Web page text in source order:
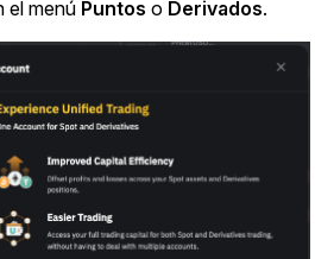
el menú Puntos o Derivados.